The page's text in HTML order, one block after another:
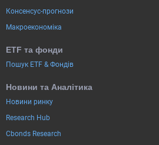
Консенсус-прогнози
Макроекономіка
ETF та фонди
Пошук ETF & Фондів
Новини та Аналітика
Новини ринку
Research Hub
Cbonds Research